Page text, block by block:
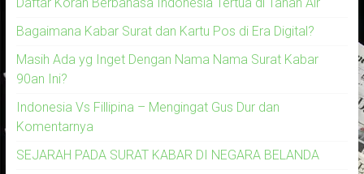
Bagaimana Kabar Surat dan Kartu Pos di Era Digital?
Masih Ada yg Inget Dengan Nama Nama Surat Kabar
90an Ini?
Indonesia Vs Fillipina – Mengingat Gus Dur dan
Komentarnya
SEJARAH PADA SURAT KABAR DI NEGARA BELANDA